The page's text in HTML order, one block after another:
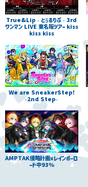
True&Lip - とぅるりぷ - 3rd
ワンマン LIVE 東名阪ツアー kiss
kiss kiss
We are SneakerStep!
-2nd Step-
AMPTAK侵略計画xレインボーロ
ード中93％